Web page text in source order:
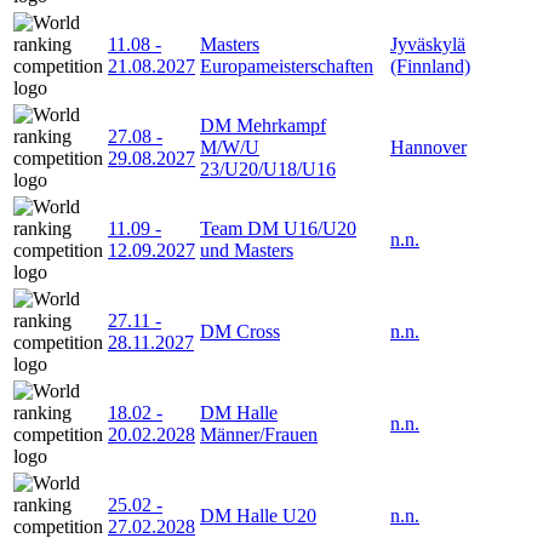
11.08 -
21.08.2027
Masters
Europameisterschaften
Jyväskylä
(Finnland)
27.08 -
29.08.2027
DM Mehrkampf
M/W/U
23/U20/U18/U16
Hannover
11.09 -
12.09.2027
Team DM U16/U20
und Masters
n.n.
27.11 -
28.11.2027
DM Cross n.n.
18.02 -
20.02.2028
DM Halle
Männer/Frauen
n.n.
25.02 -
27.02.2028
DM Halle U20 n.n.